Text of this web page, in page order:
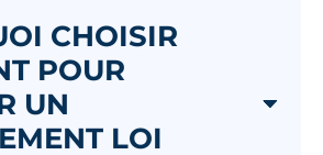
CHOISIR
POUR
UN
LOI